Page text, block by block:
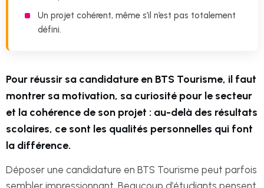
Un projet cohérent, même s’il n’est pas totalement
défini.
Pour réussir sa candidature en BTS Tourisme, il faut
montrer sa motivation, sa curiosité pour le secteur
et la cohérence de son projet : au-delà des résultats
scolaires, ce sont les qualités personnelles qui font
la différence.
Déposer une candidature en BTS Tourisme peut parfois